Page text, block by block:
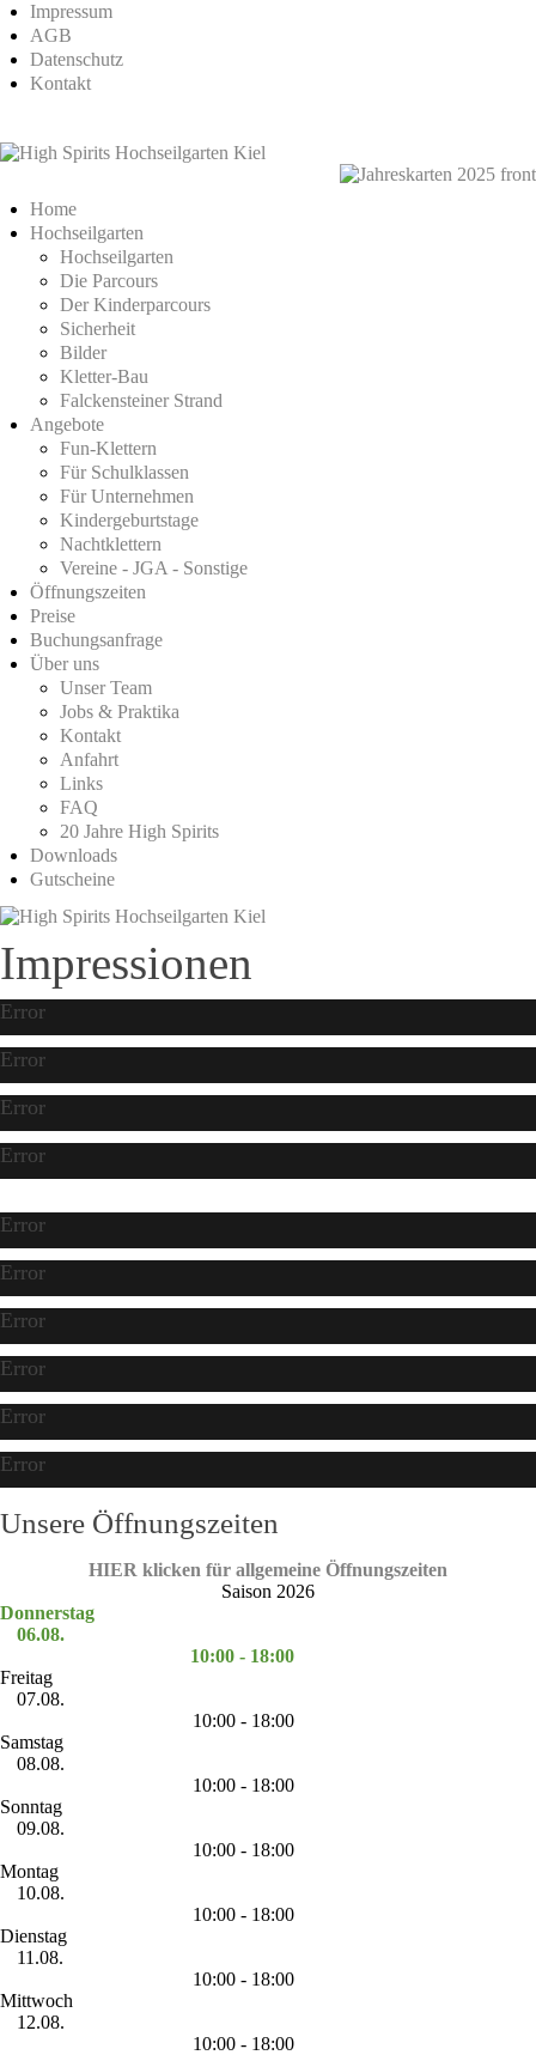
Impressum
AGB
Datenschutz
Kontakt
Home
Hochseilgarten
Hochseilgarten
Die Parcours
Der Kinderparcours
Sicherheit
Bilder
Kletter-Bau
Falckensteiner Strand
Angebote
Fun-Klettern
Für Schulklassen
Für Unternehmen
Kindergeburtstage
Nachtklettern
Vereine - JGA - Sonstige
Öffnungszeiten
Preise
Buchungsanfrage
Über uns
Unser Team
Jobs & Praktika
Kontakt
Anfahrt
Links
FAQ
20 Jahre High Spirits
Downloads
Gutscheine
Impressionen
Error
Error
Error
Error
Error
Error
Error
Error
Error
Error
Unsere Öffnungszeiten
HIER klicken für allgemeine Öffnungszeiten
Saison 2026
Donnerstag
06.08.
10:00 - 18:00
Freitag
07.08.
10:00 - 18:00
Samstag
08.08.
10:00 - 18:00
Sonntag
09.08.
10:00 - 18:00
Montag
10.08.
10:00 - 18:00
Dienstag
11.08.
10:00 - 18:00
Mittwoch
12.08.
10:00 - 18:00